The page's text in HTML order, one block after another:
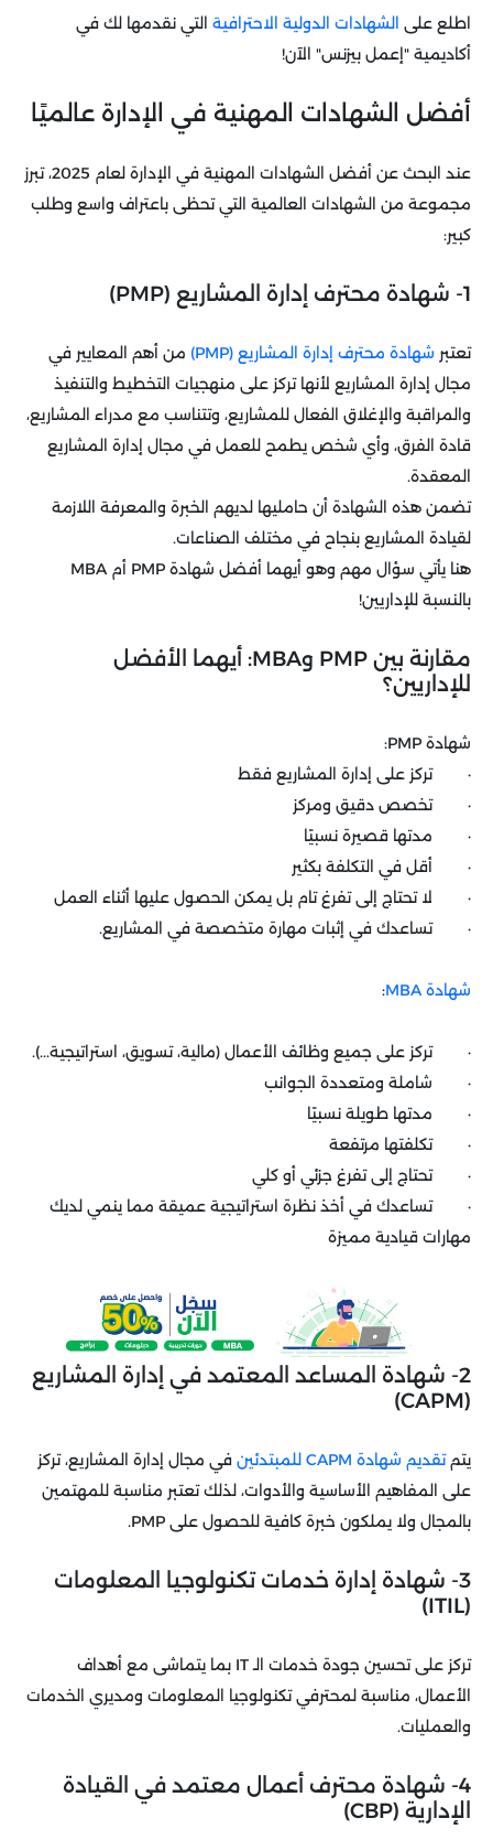
اطلع على الشهادات الدولية الاحترافية التي نقدمها لك في
أكاديمية "إعمل بيزنس" الآن!
أفضل الشهادات المهنية في الإدارة عالميًا
عند البحث عن أفضل الشهادات المهنية في الإدارة لعام 2025، تبرز
مجموعة من الشهادات العالمية التي تحظى باعتراف واسع وطلب
كبير:
1- شهادة محترف إدارة المشاريع (PMP)
تعتبر شهادة محترف إدارة المشاريع (PMP)
من أهم المعايير في
مجال إدارة المشاريع لأنها تركز على منهجيات التخطيط والتنفيذ
والمراقبة والإغلاق الفعال للمشاريع، وتتناسب مع مدراء المشاريع،
قادة الفرق، وأي شخص يطمح للعمل في مجال إدارة المشاريع
المعقدة.
تضمن هذه الشهادة أن حامليها لديهم الخبرة والمعرفة اللازمة
لقيادة المشاريع بنجاح في مختلف الصناعات.
هنا يأتي سؤال مهم وهو أيهما أفضل شهادة PMP أم MBA
بالنسبة للإداريين!
مقارنة بين PMP وMBA: أيهما الأفضل
للإداريين؟
شهادة PMP:
· تركز على إدارة المشاريع فقط
· تخصص دقيق ومركز
· مدتها قصيرة نسبيًا
· أقل في التكلفة بكثير
· لا تحتاج إلى تفرغ تام بل يمكن الحصول عليها أثناء العمل
· تساعدك في إثبات مهارة متخصصة في المشاريع.
شهادة MBA :
· تركز على جميع وظائف الأعمال (مالية، تسويق، استراتيجية...).
· شاملة ومتعددة الجوانب
· مدتها طويلة نسبيًا
· تكلفتها مرتفعة
· تحتاج إلى تفرغ جزئي أو كلي
· تساعدك في أخذ نظرة استراتيجية عميقة مما ينمي لديك
مهارات قيادية مميزة
2- شهادة المساعد المعتمد في إدارة المشاريع
(CAPM)
يتمتقديم شهادة CAPM للمبتدئين
في مجال إدارة المشاريع، تركز
على المفاهيم الأساسية والأدوات، لذلك تعتبر مناسبة للمهتمين
بالمجال ولا يملكون خبرة كافية للحصول على PMP.
3- شهادة إدارة خدمات تكنولوجيا المعلومات
(ITIL)
تركز على تحسين جودة خدمات الـ IT بما يتماشى مع أهداف
الأعمال، مناسبة لمحترفي تكنولوجيا المعلومات ومديري الخدمات
والعمليات.
4- شهادة محترف أعمال معتمد في القيادة
الإدارية (CBP)